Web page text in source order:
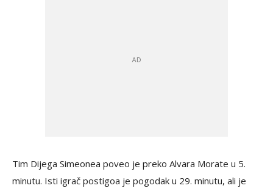
Tim Dijega Simeonea poveo je preko Alvara Morate u 5.
minutu. Isti igrač postigoa je pogodak u 29. minutu, ali je